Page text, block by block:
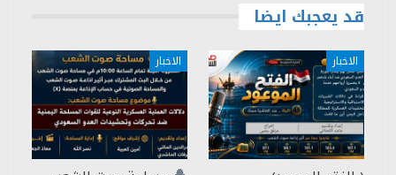
قد يعجبك ايضا
الاخبار الاخبار